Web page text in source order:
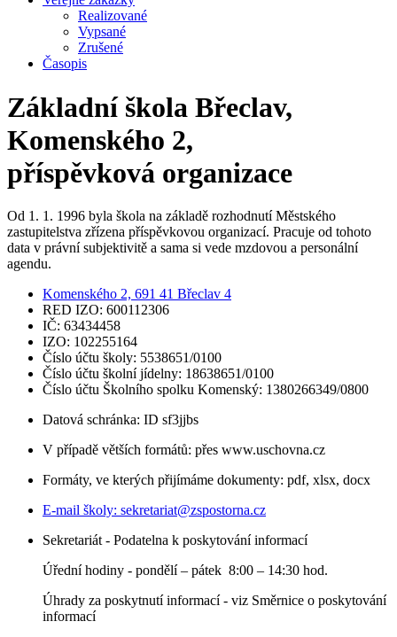
Realizované
Vypsané
Zrušené
Časopis
Základní škola Břeclav,
Komenského 2,
příspěvková organizace
Od 1. 1. 1996 byla škola na základě rozhodnutí Městského
zastupitelstva zřízena příspěvkovou organizací. Pracuje od tohoto
data v právní subjektivitě a sama si vede mzdovou a personální
agendu.
Komenského 2, 691 41 Břeclav 4
RED IZO: 600112306
IČ: 63434458
IZO: 102255164
Číslo účtu školy: 5538651/0100
Číslo účtu školní jídelny: 18638651/0100
Číslo účtu Školního spolku Komenský: 1380266349/0800
Datová schránka: ID sf3jjbs
V případě větších formátů: přes www.uschovna.cz
Formáty, ve kterých přijímáme dokumenty: pdf, xlsx, docx
E-mail školy: sekretariat@zspostorna.cz
Sekretariát - Podatelna k poskytování informací
Úřední hodiny - pondělí – pátek 8:00 – 14:30 hod.
Úhrady za poskytnutí informací - viz Směrnice o poskytování
informací